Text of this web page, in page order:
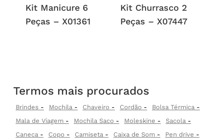
Kit Manicure 6
Peças – X01361
Kit Churrasco 2
Peças – X07447
Termos mais procurados
Brindes Mochila Chaveiro Cordão
Bolsa Térmica
Mala de Viagem
Mochila Saco Moleskine
Sacola
Caneca
Copo Camiseta Caixa de Som
Pen drive